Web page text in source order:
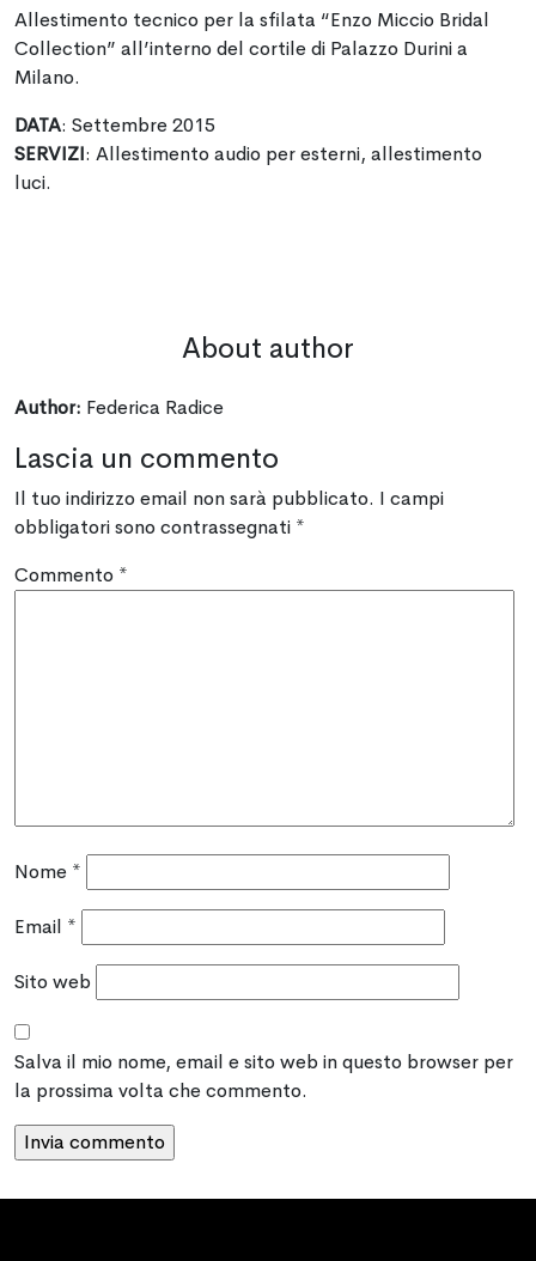
Allestimento tecnico per la sfilata “Enzo Miccio Bridal
Collection” all’interno del cortile di Palazzo Durini a
Milano.
DATA: Settembre 2015
SERVIZI: Allestimento audio per esterni, allestimento
luci.
About author
Author: Federica Radice
Lascia un commento
Il tuo indirizzo email non sarà pubblicato. I campi
obbligatori sono contrassegnati *
Commento *
Nome *
Email *
Sito web
Salva il mio nome, email e sito web in questo browser per
la prossima volta che commento.